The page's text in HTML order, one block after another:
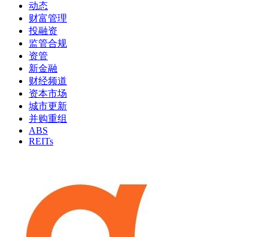
动态
财富管理
投融资
监管合规
资管
新金融
财经频道
资本市场
城市更新
并购重组
ABS
REITs